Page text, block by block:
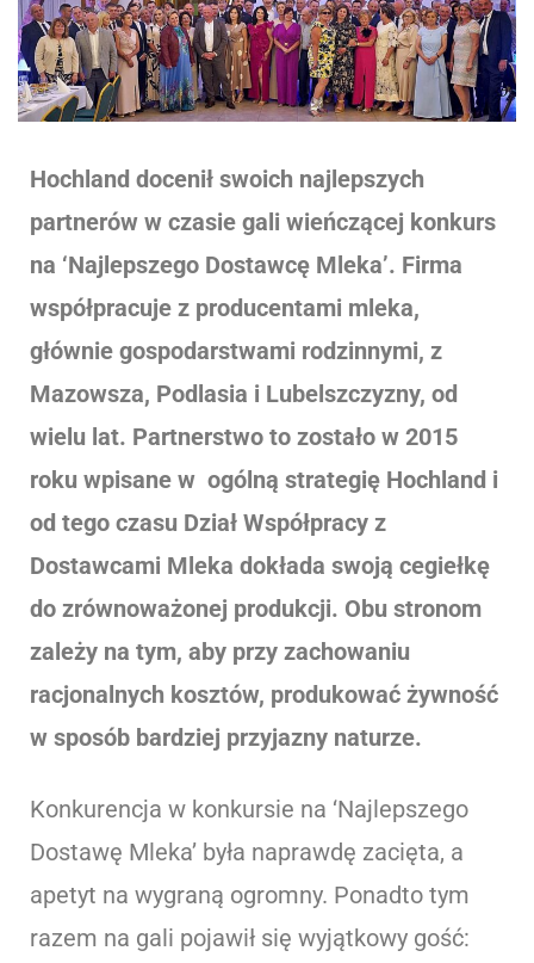
Hochland docenił swoich najlepszych
partnerów w czasie gali wieńczącej konkurs
na ‘Najlepszego Dostawcę Mleka’. Firma
współpracuje z producentami mleka,
głównie gospodarstwami rodzinnymi, z
Mazowsza, Podlasia i Lubelszczyzny, od
wielu lat. Partnerstwo to zostało w 2015
roku wpisane w ogólną strategię Hochland i
od tego czasu Dział Współpracy z
Dostawcami Mleka dokłada swoją cegiełkę
do zrównoważonej produkcji. Obu stronom
zależy na tym, aby przy zachowaniu
racjonalnych kosztów, produkować żywność
w sposób bardziej przyjazny naturze.
Konkurencja w konkursie na ‘Najlepszego
Dostawę Mleka’ była naprawdę zacięta, a
apetyt na wygraną ogromny. Ponadto tym
razem na gali pojawił się wyjątkowy gość: